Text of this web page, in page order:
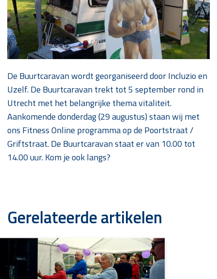
De Buurtcaravan wordt georganiseerd door Incluzio en
Uzelf. De Buurtcaravan trekt tot 5 september rond in
Utrecht met het belangrijke thema vitaliteit.
Aankomende donderdag (29 augustus) staan wij met
ons Fitness Online programma op de Poortstraat /
Griftstraat. De Buurtcaravan staat er van 10.00 tot
14.00 uur. Kom je ook langs?
Gerelateerde artikelen